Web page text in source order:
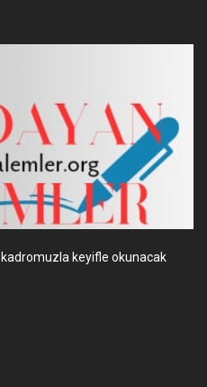
kadromuzla keyifle okunacak